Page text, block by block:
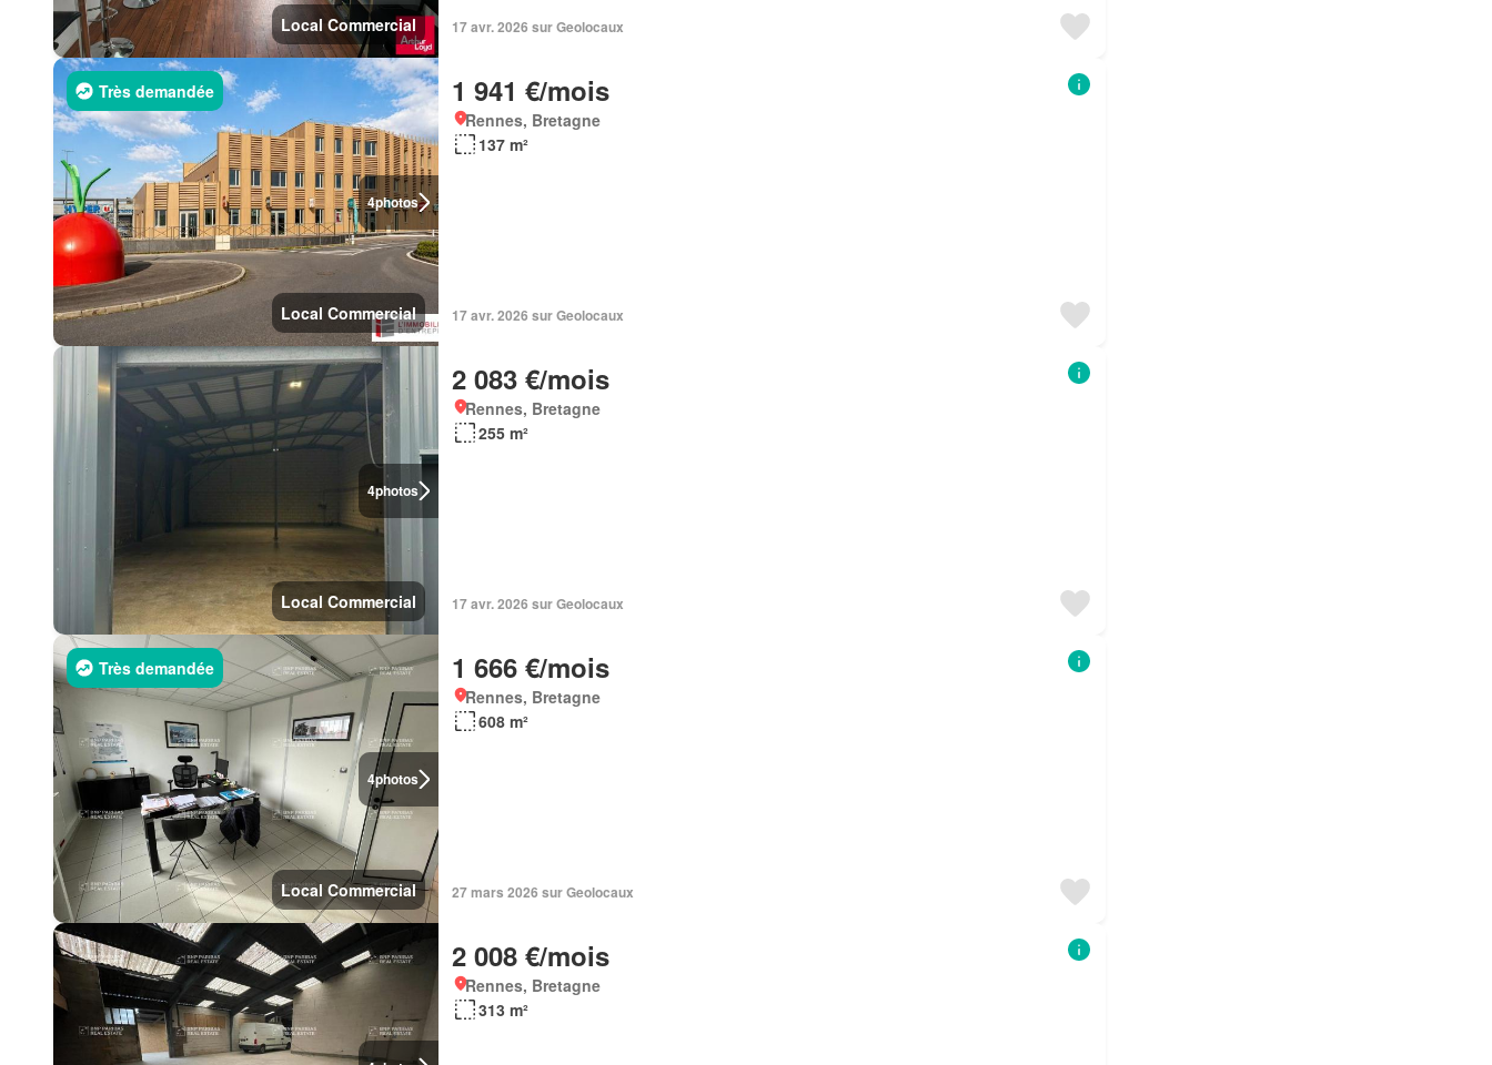
Local Commercial 17 avr. 2026 sur Geolocaux
4photos
Très demandée
Local Commercial
1 941 €/mois
Rennes, Bretagne
137 m²
17 avr. 2026 sur Geolocaux
4photos
Local Commercial
2 083 €/mois
Rennes, Bretagne
255 m²
17 avr. 2026 sur Geolocaux
4photos
Très demandée
Local Commercial
1 666 €/mois
Rennes, Bretagne
608 m²
27 mars 2026 sur Geolocaux
2 008 €/mois
Rennes, Bretagne
313 m²